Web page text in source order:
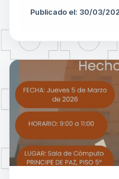
Publicado el: 30/03/